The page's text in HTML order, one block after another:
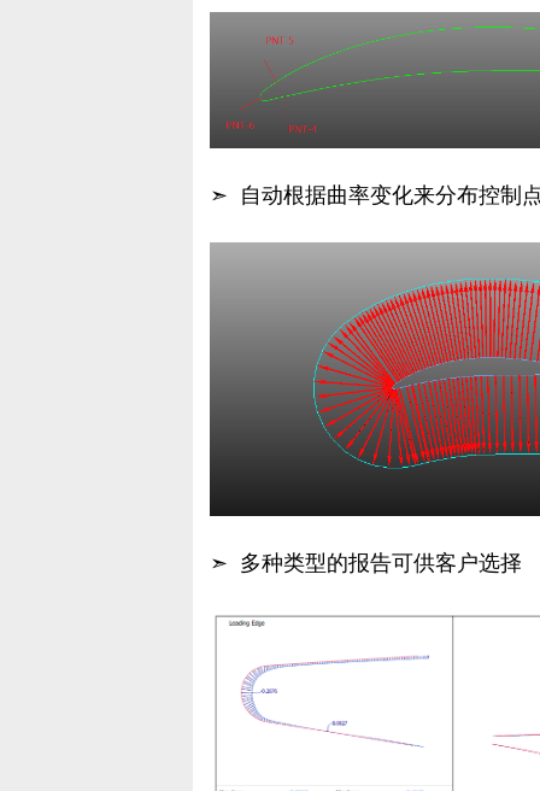
➣ 自动根据曲率变化来分布控制
➣ 多种类型的报告可供客户选择